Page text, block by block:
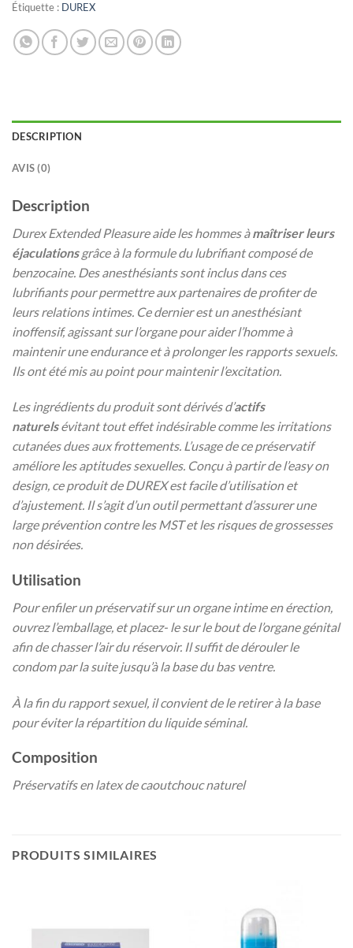
Étiquette : DUREX
DESCRIPTION
AVIS (0)
Description
Durex Extended Pleasure aide les hommes àmaîtriser leurs
éjaculationsgrâce à la formule du lubrifiant composé de
benzocaine. Des anesthésiants sont inclus dans ces
lubrifiants pour permettre aux partenaires de profiter de
leurs relations intimes. Ce dernier est un anesthésiant
inoffensif, agissant sur l’organe pour aider l’homme à
maintenir une endurance et à prolonger les rapports sexuels.
Ils ont été mis au point pour maintenir l’excitation.
Les ingrédients du produit sont dérivés d’actifs
naturelsévitant tout effet indésirable comme les irritations
cutanées dues aux frottements. L’usage de ce préservatif
améliore les aptitudes sexuelles. Conçu à partir de l’easy on
design, ce produit de DUREX est facile d’utilisation et
d’ajustement. Il s’agit d’un outil permettant d’assurer une
large prévention contre les MST et les risques de grossesses
non désirées.
Utilisation
Pour enfiler un préservatif sur un organe intime en érection,
ouvrez l’emballage, et placez- le sur le bout de l’organe génital
afin de chasser l’air du réservoir. Il suffit de dérouler le
condom par la suite jusqu’à la base du bas ventre.
À la fin du rapport sexuel, il convient de le retirer à la base
pour éviter la répartition du liquide séminal.
Composition
Préservatifs en latex de caoutchouc naturel
PRODUITS SIMILAIRES